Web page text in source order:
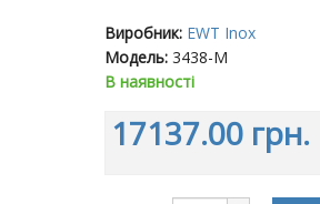
Виробник: EWT Inox
Модель: 3438-M
В наявності
17137.00 грн.